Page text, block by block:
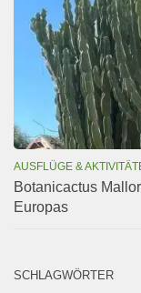
AUSFLÜGE &
Botanicactus
Europas
SCHLAGWÖRTER